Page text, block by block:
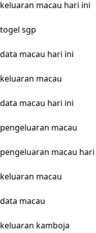
keluaran macau hari ini
togel sgp
data macau hari ini
keluaran macau
data macau hari ini
pengeluaran macau
pengeluaran macau
keluaran macau
data macau
keluaran kamboja